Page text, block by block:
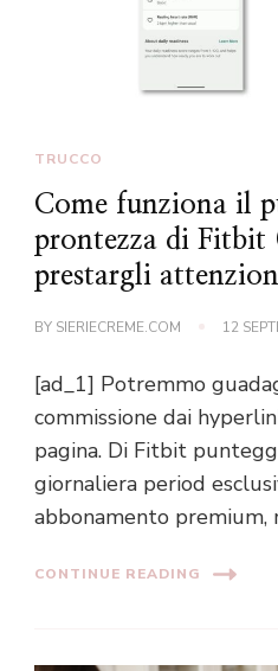
TRUCCO
Come funziona il
prontezza di Fitbit
prestargli
BY SIERIECREME.COM 12
[ad_1] Potremmo
commissione dai
pagina. Di Fitbit
giornaliera period
abbonamento premium,
CONTINUE READING